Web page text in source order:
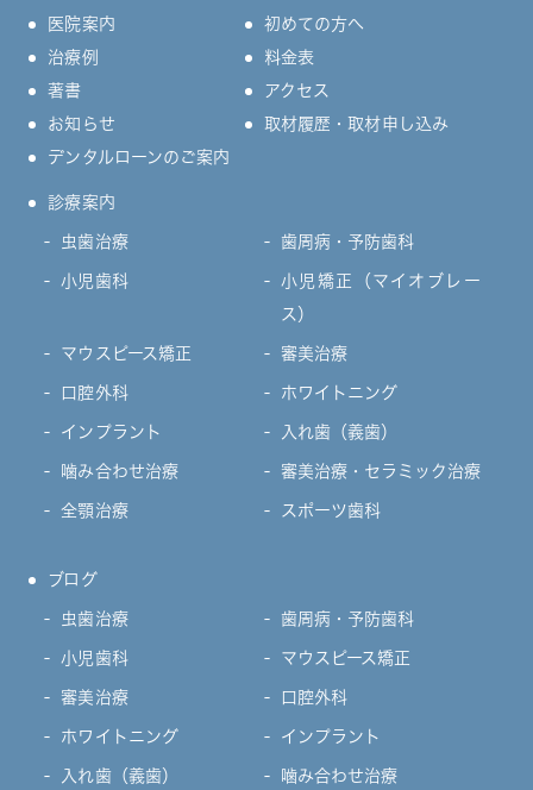
医院案内
初めての方へ
治療例
料金表
著書
アクセス
お知らせ
取材履歴・取材申し込み
デンタルローンのご案内
診療案内
虫歯治療 歯周病・予防歯科
小児歯科
小児矯正（マイオブレー
ス）
マウスピース矯正 審美治療
口腔外科 ホワイトニング
インプラント 入れ歯（義歯）
噛み合わせ治療 審美治療・セラミック治療
全顎治療 スポーツ歯科
ブログ
虫歯治療 歯周病・予防歯科
小児歯科 マウスピース矯正
審美治療 口腔外科
ホワイトニング インプラント
入れ歯（義歯） 噛み合わせ治療